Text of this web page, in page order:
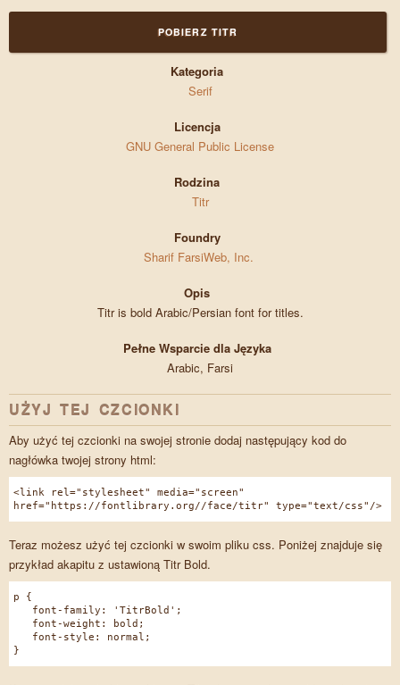
POBIERZ TITR
Kategoria
Serif
Licencja
GNU General Public License
Rodzina
Titr
Foundry
Sharif FarsiWeb, Inc.
Opis
Titr is bold Arabic/Persian font for titles.
Pełne Wsparcie dla Języka
Arabic, Farsi
UŻYJ TEJ CZCIONKI
Aby użyć tej czcionki na swojej stronie dodaj następujący kod do
nagłówka twojej strony html:
<link rel="stylesheet" media="screen"
href="https://fontlibrary.org//face/titr" type="text/css"/>
Teraz możesz użyć tej czcionki w swoim pliku css. Poniżej znajduje się
przykład akapitu z ustawioną Titr Bold.
p {
font-family: 'TitrBold';
font-weight: bold;
font-style: normal;
}